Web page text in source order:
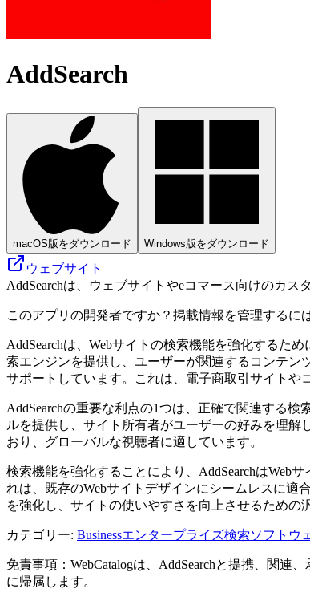
AddSearch
macOS版をダウンロード Windows版をダウンロード
ウェブサイト
AddSearchは、ウェブサイトやeコマース向けのカ
このアプリの開発者ですか？掲載情報を管理するには
AddSearchは、Webサイトの検索機能を強化するた
索エンジンを提供し、ユーザーが関連するコンテ
サポートしています。これは、電子商取引サイトや
AddSearchの重要な利点の1つは、正確で関連する
ルを提供し、サイト所有者がユーザーの好みを理解
おり、グローバルな視聴者に適しています。
検索機能を強化することにより、AddSearchはWeb
れは、既存のWebサイトデザインにシームレスに適
を強化し、サイトの使いやすさを向上させるための
カテゴリー: Businessエンタープライズ検索ソフトウ
免責事項：WebCatalogは、AddSearchと提携、関
に帰属します。